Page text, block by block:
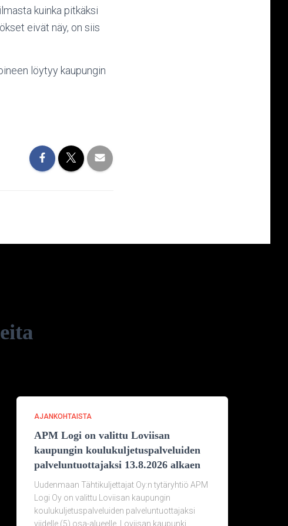
kuinka pitkäksi
eivät näy, on siis
löytyy kaupungin
AJANKOHTAISTA
APM Logi on valittu Loviisan
kaupungin koulukuljetuspalveluiden
palveluntuottajaksi 13.8.2026 alkaen
Uudenmaan Tähtikuljettajat Oy:n tytäryhtiö APM
Logi Oy on valittu Loviisan kaupungin
koulukuljetuspalveluiden palveluntuottajaksi
viidelle (5) osa-alueelle. Loviisan kaupunki